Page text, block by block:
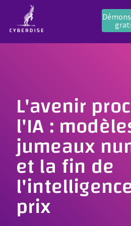
L'avenir
l'IA :
jumeaux
et la fin de
prix